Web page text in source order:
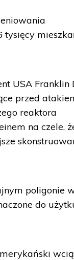
tysięcy
USA Franklin
przed
reaktora
na czele,
poligonie
do